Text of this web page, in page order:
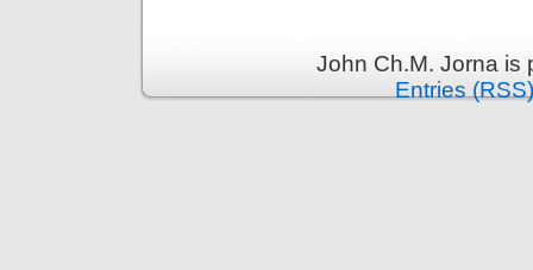
John Ch.M. Jorna
Entries (RSS)